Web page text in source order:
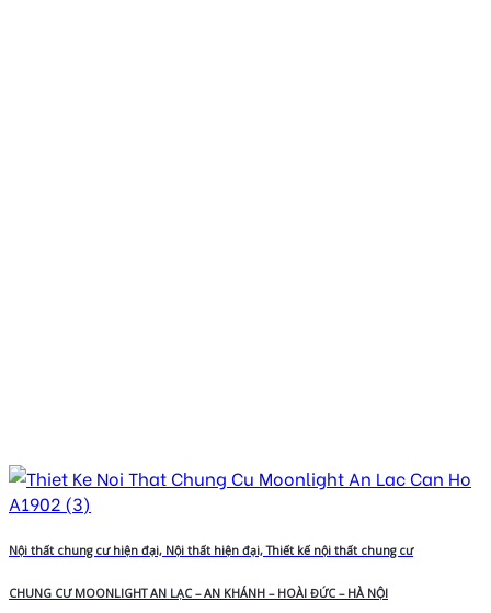
Nội thất chung cư hiện đại, Nội thất hiện đại, Thiết kế nội thất chung cư
CHUNG CƯ MOONLIGHT AN LẠC – AN KHÁNH – HOÀI ĐỨC – HÀ NỘI